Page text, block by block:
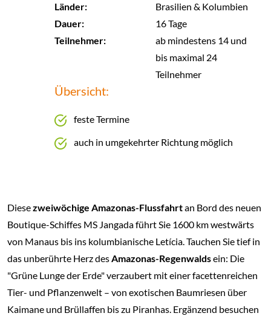
Länder:
Brasilien & Kolumbien
Dauer:
16 Tage
Teilnehmer:
ab mindestens 14 und
bis maximal 24
Teilnehmer
Übersicht:
feste Termine
auch in umgekehrter Richtung möglich
Diesezweiwöchige Amazonas-Flussfahrtan Bord des neuen
Boutique-Schiffes MS Jangada führt Sie 1600 km westwärts
von Manaus bis ins kolumbianische Letícia. Tauchen Sie tief in
das unberührte Herz desAmazonas-Regenwaldsein: Die
"Grüne Lunge der Erde" verzaubert mit einer facettenreichen
Tier- und Pflanzenwelt – von exotischen Baumriesen über
Kaimane und Brüllaffen bis zu Piranhas. Ergänzend besuchen